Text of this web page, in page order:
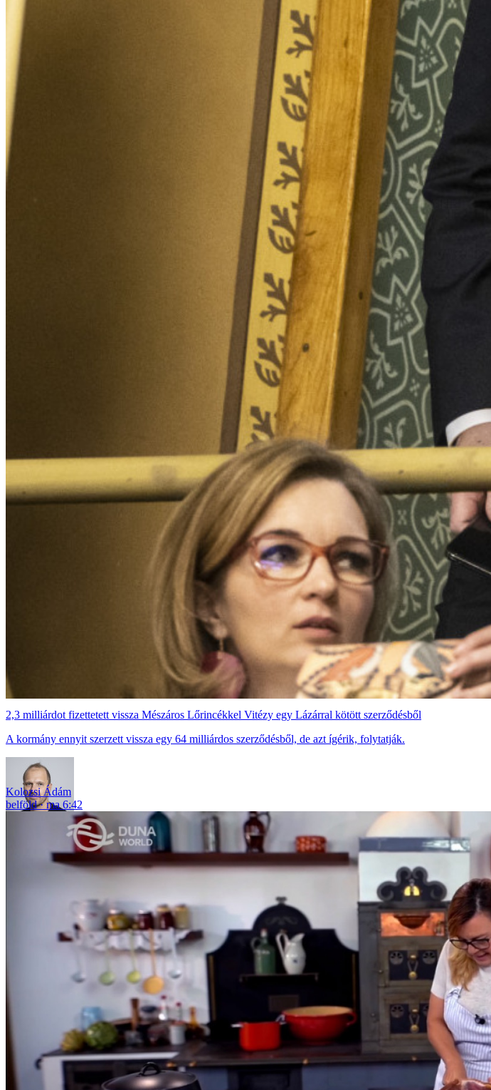
2,3 milliárdot fizettetett vissza Mészáros Lőrincékkel Vitézy egy Lázárral kötött szerződésből
A kormány ennyit szerzett vissza egy 64 milliárdos szerződésből, de azt ígérik, folytatják.
Kolozsi Ádám
belföld
ma 6:42